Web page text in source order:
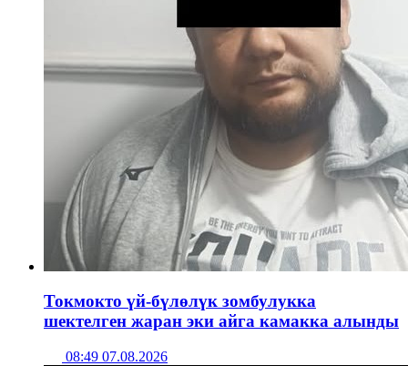
Токмокто үй-бүлөлүк зомбулукка
шектелген жаран эки айга камакка алынды
08:49 07.08.2026